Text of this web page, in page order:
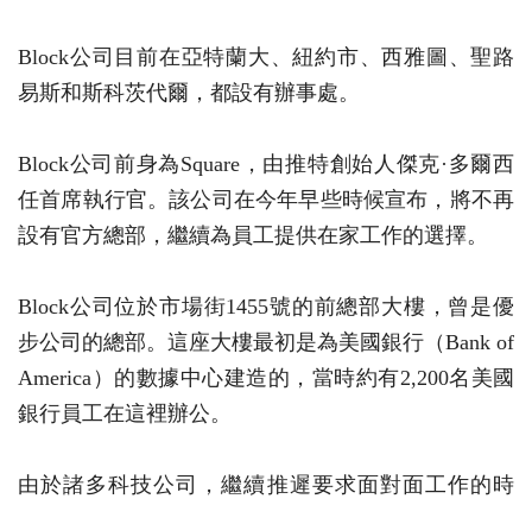
Block公司目前在亞特蘭大、紐約市、西雅圖、聖路
易斯和斯科茨代爾，都設有辦事處。
Block公司前身為Square，由推特創始人傑克·多爾西
任首席執行官。該公司在今年早些時候宣布，將不再
設有官方總部，繼續為員工提供在家工作的選擇。
Block公司位於市場街1455號的前總部大樓，曾是優
步公司的總部。這座大樓最初是為美國銀行（Bank of
America）的數據中心建造的，當時約有2,200名美國
銀行員工在這裡辦公。
由於諸多科技公司，繼續推遲要求面對面工作的時